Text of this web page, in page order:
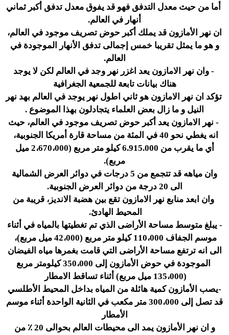
أما من حيث معدل التدفق فهو قد يفوق معدل تدفق أكبر ثماني
أنهار في العالم.
ان نهر الأمازون قد يملك أكبر حوض تصريف موجود في العالم،
و هو ما يمثل تقريبا خمس إجمالى تدفق الأنهار الموجودة في
العالم.
-وان نهر الامازون يعد اغزر نهر وجد في العالم لكن لا يوجد
هناك بيانات تابعة للجمعية الجغرافية
تؤكد ان نهر الامازون هو ثاني اطول نهر يوجد في العالم بهد نهر
النيل و ما زال بعض العلماء يتجادلون بهذا الموضوع .
- نهر الامازون يعد أكبر حوض تصريف موجود في العالم، حيث
انه يغطي نحو 40 في المئة من مساحة قارة أمريكا الجنوبية،
أي ما يقرب من 6.915.000 كيلو متر مربع (2،670،000 ميل
مربع).
وان مياهه قد تتجمع من 5 درجات في دوائر العرض الشمالية
الى 20 درجة من دوائر العرض الجنوبية.
وان ابعد منابع نهر الامازون تقع بين هضبة الانديز، قريبة من
المحيط الهادئ.
- يبلغ متوسط مساحة الأراضى الذي تم تغطيتها بالمياه في أثناء
موسم الجفاف 110،000 كيلو متر مربع (42،000 ميل مربع)،
الى انه ترتفع مساحة الأراضى التي قامت بغمرها مياه الفيضان
الموجودة في حوض الأمازون إلى 350،000 كيلومتر مربع
(135،000 ميل مربع) أثناء تساقط الامطار
-يصب الأمازون كمية هائلة من المياه بداخل المحيط الأطلسي
قد تصل إلى 300،000 متر مكعب في الثانية الواحدة أثناء موسم
الأمطار
و ان نهر الأمازون يمد الى محيطات العالم بحوالى 20 ٪ من